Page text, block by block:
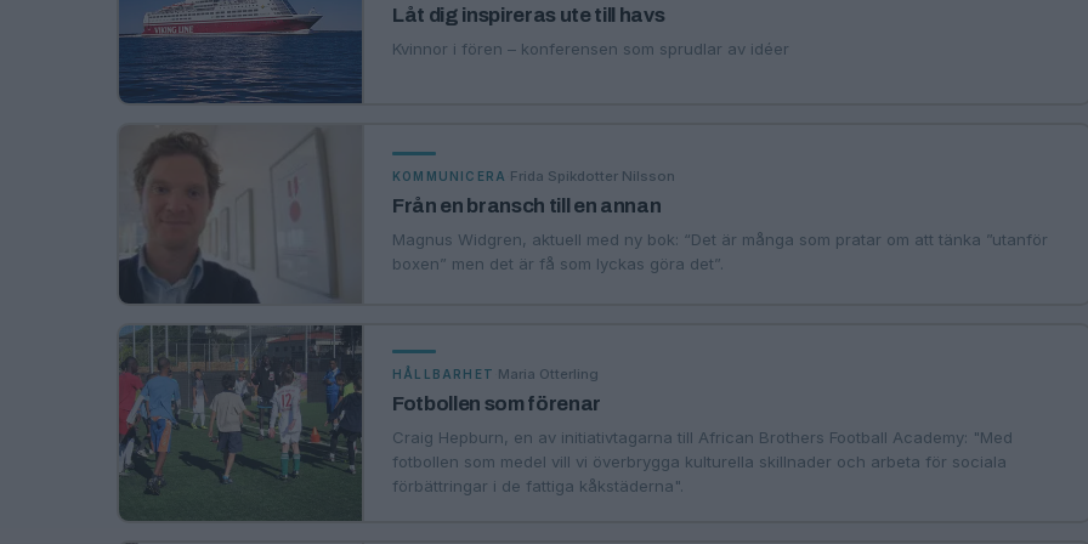
Låt dig inspireras ute till havs
Kvinnor i fören – konferensen som sprudlar av idéer
KOMMUNICERA Frida Spikdotter Nilsson
Från en bransch till en annan
Magnus Widgren, aktuell med ny bok: “Det är många som pratar om att tänka ”utanför
boxen” men det är få som lyckas göra det”.
HÅLLBARHET Maria Otterling
Fotbollen som förenar
Craig Hepburn, en av initiativtagarna till African Brothers Football Academy: "Med
fotbollen som medel vill vi överbrygga kulturella skillnader och arbeta för sociala
förbättringar i de fattiga kåkstäderna".